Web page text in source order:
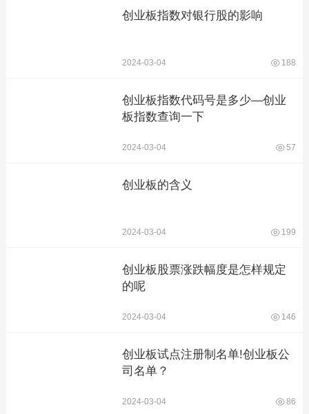
创业板指数对银行股的影响
2024-03-04 188
创业板指数代码号是多少—创业
板指数查询一下
2024-03-04 57
创业板的含义
2024-03-04 199
创业板股票涨跌幅度是怎样规定
的呢
2024-03-04 146
创业板试点注册制名单!创业板公
司名单？
2024-03-04 86